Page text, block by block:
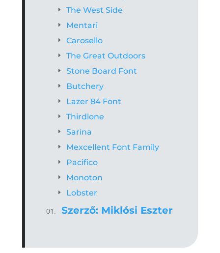
The West Side
Mentari
Carosello
The Great Outdoors
Stone Board Font
Butchery
Lazer 84 Font
Thirdlone
Sarina
Mexcellent Font Family
Pacifico
Monoton
Lobster
Szerző: Miklósi Eszter